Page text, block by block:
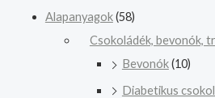
Alapanyagok(58)
Csokoládék, bevonók,
Bevonók(10)
Diabetikus